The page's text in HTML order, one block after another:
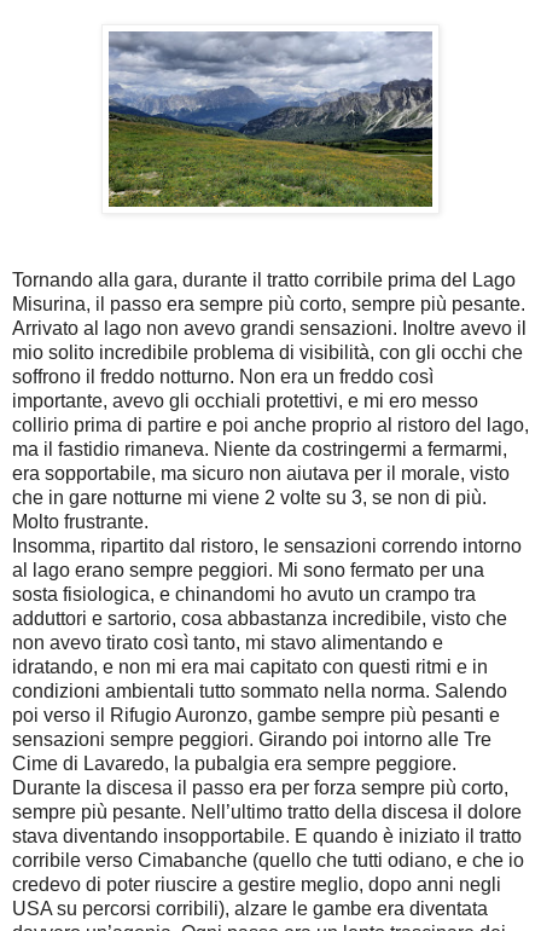
Tornando alla gara, durante il tratto corribile prima del Lago
Misurina, il passo era sempre più corto, sempre più pesante.
Arrivato al lago non avevo grandi sensazioni. Inoltre avevo il
mio solito incredibile problema di visibilità, con gli occhi che
soffrono il freddo notturno. Non era un freddo così
importante, avevo gli occhiali protettivi, e mi ero messo
collirio prima di partire e poi anche proprio al ristoro del lago,
ma il fastidio rimaneva. Niente da costringermi a fermarmi,
era sopportabile, ma sicuro non aiutava per il morale, visto
che in gare notturne mi viene 2 volte su 3, se non di più.
Molto frustrante.
Insomma, ripartito dal ristoro, le sensazioni correndo intorno
al lago erano sempre peggiori. Mi sono fermato per una
sosta fisiologica, e chinandomi ho avuto un crampo tra
adduttori e sartorio, cosa abbastanza incredibile, visto che
non avevo tirato così tanto, mi stavo alimentando e
idratando, e non mi era mai capitato con questi ritmi e in
condizioni ambientali tutto sommato nella norma. Salendo
poi verso il Rifugio Auronzo, gambe sempre più pesanti e
sensazioni sempre peggiori. Girando poi intorno alle Tre
Cime di Lavaredo, la pubalgia era sempre peggiore.
Durante la discesa il passo era per forza sempre più corto,
sempre più pesante. Nell’ultimo tratto della discesa il dolore
stava diventando insopportabile. E quando è iniziato il tratto
corribile verso Cimabanche (quello che tutti odiano, e che io
credevo di poter riuscire a gestire meglio, dopo anni negli
USA su percorsi corribili), alzare le gambe era diventata